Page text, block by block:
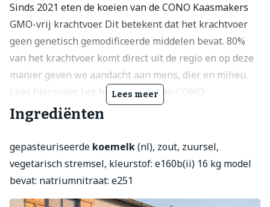
Sinds 2021 eten de koeien van de CONO Kaasmakers
GMO-vrij krachtvoer. Dit betekent dat het krachtvoer
geen genetisch gemodificeerde middelen bevat. 80%
van het krachtvoer komt direct uit de regio en op deze
manier geven we aandacht aan mens, dier en milieu.
Lees hieronder het hele verhaal van CONO
Kaasmakers.
Tip:
Probeer de Jonge Weydeland eens in een frisse salade
van witlof, mandarijntjes en appel.
Lees meer
Ingrediënten
gepasteuriseerde koemelk(nl), zout, zuursel,
vegetarisch stremsel, kleurstof: e160b(ii) 16 kg model
bevat: natriumnitraat: e251